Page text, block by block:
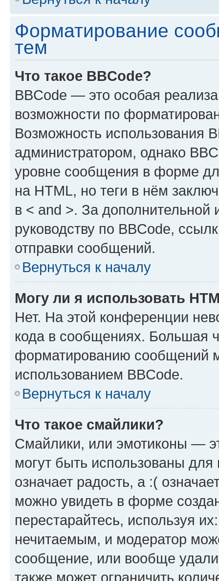
Форматирование
тем
Что такое BBCode?
BBCode — это особая
возможности по
Возможность использования
администратором, однако
уровне сообщения в форме
на HTML, но теги в нём
в < and >. За
руководству по BBCode,
отправки сообщений.
Вернуться к началу
Могу ли я использовать
Нет. На этой конференции
кода в сообщениях. Большая
форматированию сообщений
использованием BBCode.
Вернуться к началу
Что такое смайлики?
Смайлики, или эмотиконы —
могут быть использованы
означает радость, а :(
можно увидеть в форме
перестарайтесь, используя
нечитаемым, и модератор
сообщение, или вообще
также может ограничить